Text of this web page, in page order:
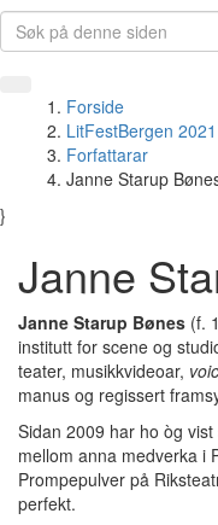
Forside
LitFestBergen 2021
Forfattarar
Janne Starup
}
Janne
Janne Starup Bønes (f.
institutt for scene og
teater, musikkvideoar,
manus og regissert
Sidan 2009 har ho òg
mellom anna medverka i
Prompepulver på
perfekt.